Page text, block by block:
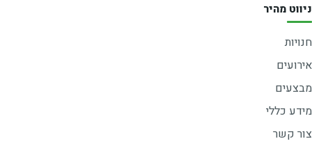
מהיר
כללי
קשר